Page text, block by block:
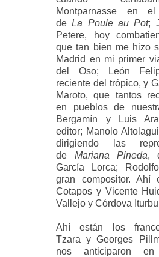
Montparnasse en el
deLa Poule au Pot;
Petere, hoy
que tan bien me hizo
Madrid en mi primer
del Oso; León
reciente del trópico, y
Maroto, que tantos
en pueblos de
Bergamín y Luis
editor; Manolo
dirigiendo las
de Mariana Pineda,
García Lorca;
gran compositor. Ahí
Cotapos y Vicente
Vallejo y Córdova
Ahí están los
Tzara y Georges
nos anticiparon